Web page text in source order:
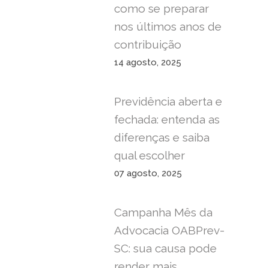
como se preparar
nos últimos anos de
contribuição
14 agosto, 2025
Previdência aberta e
fechada: entenda as
diferenças e saiba
qual escolher
07 agosto, 2025
Campanha Mês da
Advocacia OABPrev-
SC: sua causa pode